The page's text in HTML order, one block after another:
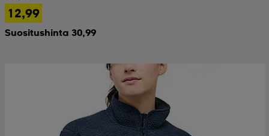
12,99
Suositushinta 30,99